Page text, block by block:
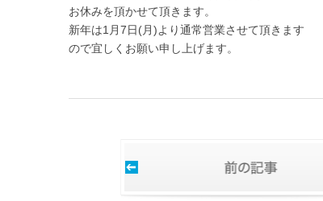
お休みを頂かせて頂きます。
新年は1月7日(月)より通常営業させて頂きます
ので宜しくお願い申し上げます。